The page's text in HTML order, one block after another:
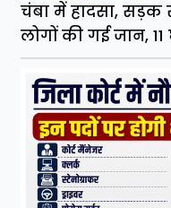
चंबा में हादसा,
लोगों की गई जान,